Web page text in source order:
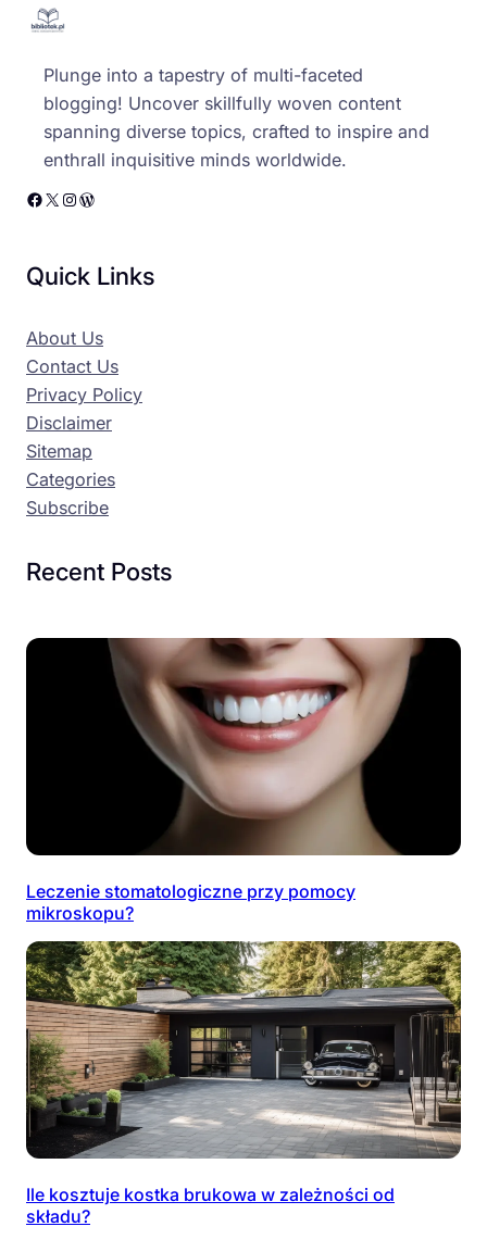
Plunge into a tapestry of multi-faceted
blogging! Uncover skillfully woven content
spanning diverse topics, crafted to inspire and
enthrall inquisitive minds worldwide.
Facebook X Instagram WordPress
Quick Links
About Us
Contact Us
Privacy Policy
Disclaimer
Sitemap
Categories
Subscribe
Recent Posts
Leczenie stomatologiczne przy pomocy
mikroskopu?
Ile kosztuje kostka brukowa w zależności od
składu?